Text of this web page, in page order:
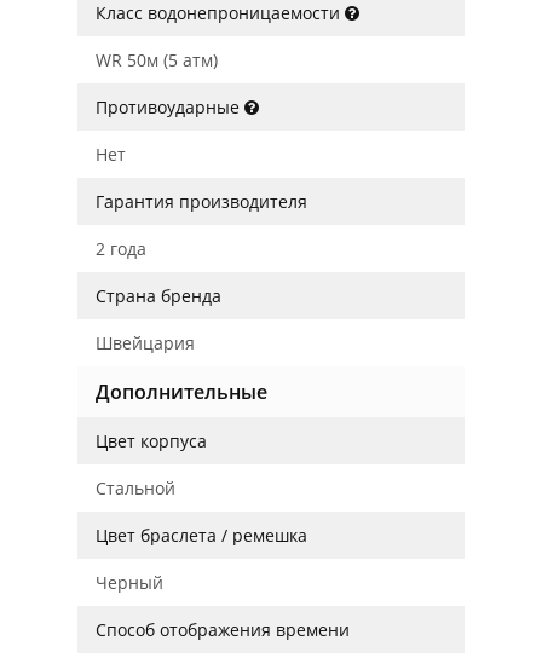
Класс водонепроницаемости
WR 50м (5 атм)
Противоударные
Нет
Гарантия производителя
2 года
Страна бренда
Швейцария
Дополнительные
Цвет корпуса
Стальной
Цвет браслета / ремешка
Черный
Способ отображения времени